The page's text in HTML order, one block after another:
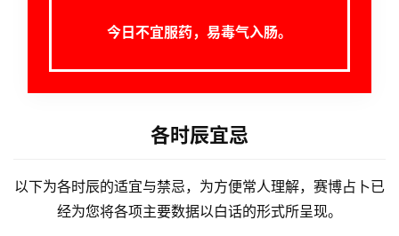
今日不宜服药，易毒气入肠。
各时辰宜忌
以下为各时辰的适宜与禁忌，为方便常人理解，赛博占卜已
经为您将各项主要数据以白话的形式所呈现。